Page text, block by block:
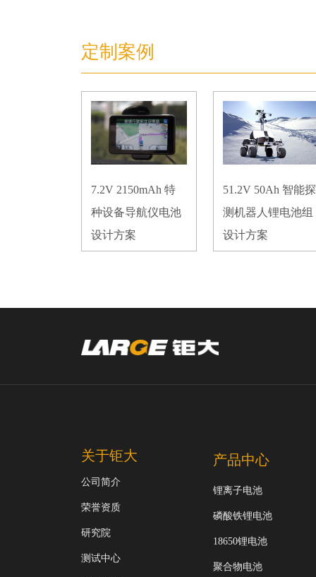
定制案例
7.2V 2150mAh 特
种设备导航仪电池
设计方案
51.2V 50Ah 智能探
测机器人锂电池组
设计方案
关于钜大
公司简介
荣誉资质
研究院
测试中心
产品中心
锂离子电池
磷酸铁锂电池
18650锂电池
聚合物电池